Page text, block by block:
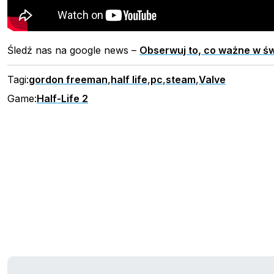
Śledź nas na google news – Obserwuj to, co ważne w
Tagi:gordon freeman,half life,pc,steam,Valve
Game:Half-Life 2